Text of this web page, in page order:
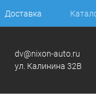
Доставка
dv@nixon-auto.ru
ул. Калинина 32В